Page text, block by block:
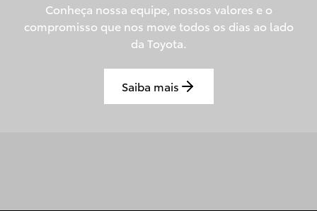
Conheça nossa equipe, nossos valores e o
compromisso que nos move todos os dias ao lado
da Toyota.
Saiba mais